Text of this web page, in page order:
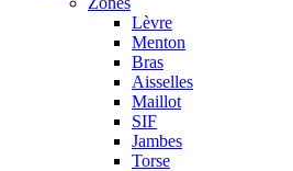
Lèvre
Menton
Bras
Aisselles
Maillot
SIF
Jambes
Torse